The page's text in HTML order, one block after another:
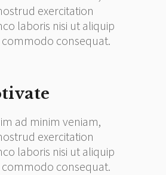
exercitation
laboris nisi ut aliquip
commodo consequat.
ad minim veniam,
exercitation
laboris nisi ut aliquip
commodo consequat.